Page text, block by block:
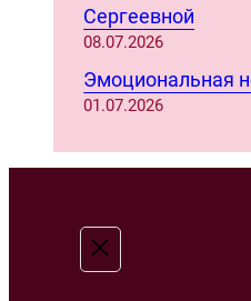
Сергеевной
08.07.2026
Эмоциональная
01.07.2026